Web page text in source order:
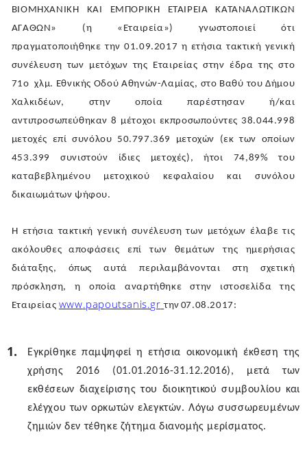
ΒΙΟΜΗΧΑΝΙΚΗ ΚΑΙ ΕΜΠΟΡΙΚΗ ΕΤΑΙΡΕΙΑ ΚΑΤΑΝΑΛΩΤΙΚΩΝ
ΑΓΑΘΩΝ» (η «Εταιρεία») γνωστοποιεί ότι
πραγματοποιήθηκε την 01.09.2017 η ετήσια τακτική γενική
συνέλευση των μετόχων της Εταιρείας στην έδρα της στο
71ο χλμ. Εθνικής Οδού Αθηνών-Λαμίας, στο Βαθύ του Δήμου
Χαλκιδέων, στην οποία παρέστησαν ή/και
αντιπροσωπεύθηκαν 8 μέτοχοι εκπροσωπούντες 38.044.998
μετοχές επί συνόλου 50.797.369 μετοχών (εκ των οποίων
453.399 συνιστούν ίδιες μετοχές), ήτοι 74,89% του
καταβεβλημένου μετοχικού κεφαλαίου και συνόλου
δικαιωμάτων ψήφου.
Η ετήσια τακτική γενική συνέλευση των μετόχων έλαβε τις
ακόλουθες
αποφάσεις επί των θεμάτων της ημερήσιας
διάταξης, όπως αυτά περιλαμβάνονται στη σχετική
πρόσκληση, η οποία αναρτήθηκε στην ιστοσελίδα της
Εταιρείας www.papoutsanis.gr την 07.08.2017:
Εγκρίθηκε παμψηφεί η ετήσια οικονομική έκθεση της
χρήσης 2016 (01.01.2016-31.12.2016), μετά των
εκθέσεων διαχείρισης του διοικητικού συμβουλίου και
ελέγχου των ορκωτών ελεγκτών.Λόγω συσσωρευμένων
ζημιών δεν τέθηκε ζήτημα διανομής μερίσματος.